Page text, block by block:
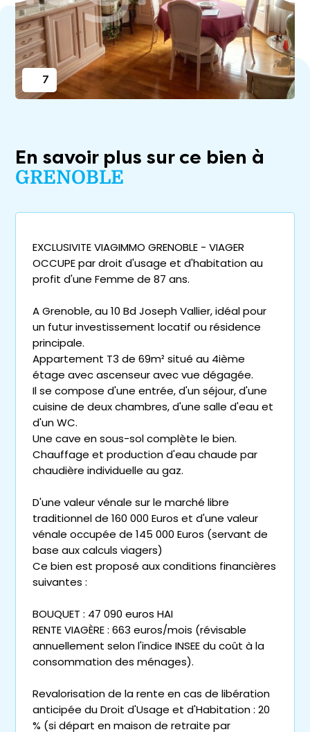
7
En savoir plus sur ce bien à
GRENOBLE
EXCLUSIVITE VIAGIMMO GRENOBLE - VIAGER
OCCUPE par droit d'usage et d'habitation au
profit d'une Femme de 87 ans.
A Grenoble, au 10 Bd Joseph Vallier, idéal pour
un futur investissement locatif ou résidence
principale.
Appartement T3 de 69m² situé au 4ième
étage avec ascenseur avec vue dégagée.
Il se compose d'une entrée, d'un séjour, d'une
cuisine de deux chambres, d'une salle d'eau et
d'un WC.
Une cave en sous-sol complète le bien.
Chauffage et production d'eau chaude par
chaudière individuelle au gaz.
D'une valeur vénale sur le marché libre
traditionnel de 160 000 Euros et d'une valeur
vénale occupée de 145 000 Euros (servant de
base aux calculs viagers)
Ce bien est proposé aux conditions financières
suivantes :
BOUQUET : 47 090 euros HAI
RENTE VIAGÈRE : 663 euros/mois (révisable
annuellement selon l'indice INSEE du coût à la
consommation des ménages).
Revalorisation de la rente en cas de libération
anticipée du Droit d'Usage et d'Habitation : 20
% (si départ en maison de retraite par